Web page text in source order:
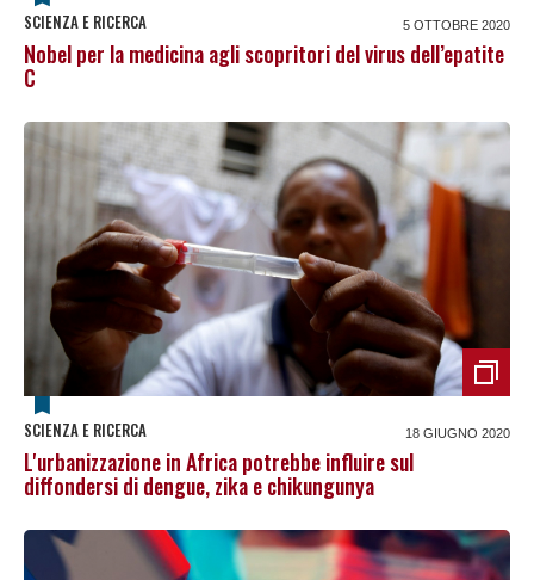
SCIENZA E RICERCA 5 OTTOBRE 2020
Nobel per la medicina agli scopritori del virus dell’epatite
C
SCIENZA E RICERCA 18 GIUGNO 2020
L'urbanizzazione in Africa potrebbe influire sul
diffondersi di dengue, zika e chikungunya